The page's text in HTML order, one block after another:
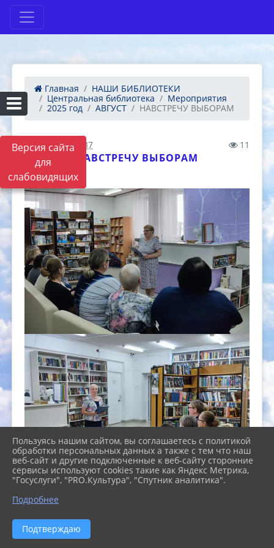
Версия сайта
для
слабовидящих
Главная
НАШИ БИБЛИОТЕКИ
Центральная библиотека
Мероприятия
2025 год
АВГУСТ НАВСТРЕЧУ ВЫБОРАМ
13.08.2025 12:37 11
НАВСТРЕЧУ ВЫБОРАМ
информационный час «Вы зачем здесь
собрались?», посвященный шестым внеочередным
выборам губернатора Свердловской области,
Пользуясь нашим сайтом, вы соглашаетесь с политикой
обработки персональных данных а также с тем что наш
веб-сайт и другие подключенные к веб-сайту сторонние
сервисы используют cookies такие как Яндекс Метрика,
"Госуслуги", "PRO.Культура", "Спутник аналитика".
Подробнее
Подтверждаю